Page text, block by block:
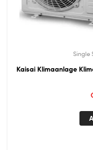
Single
Kaisai Klimaanlage